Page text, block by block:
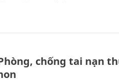
chống tai nạn